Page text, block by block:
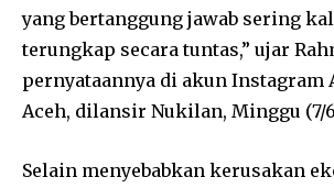
yang bertanggung jawab sering
terungkap secara tuntas,” ujar
pernyataannya di akun Instagram
Aceh, dilansir Nukilan, Minggu (7/
Selain menyebabkan kerusakan